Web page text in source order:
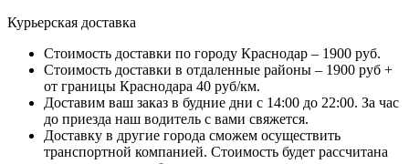
Курьерская доставка
Стоимость доставки по городу Краснодар – 1900 руб.
Стоимость доставки в отдаленные районы – 1900 руб +
от границы Краснодара 40 руб/км.
Доставим ваш заказ в будние дни с 14:00 до 22:00. За час
до приезда наш водитель с вами свяжется.
Доставку в другие города сможем осуществить
транспортной компанией. Стоимость будет рассчитана